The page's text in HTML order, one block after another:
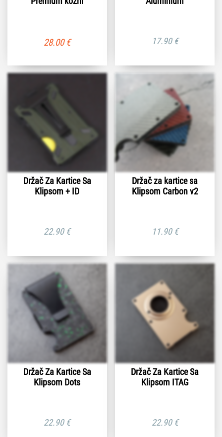
28.00€ 17.90 €
Držač Za Kartice Sa
Klipsom + ID
22.90 €
Držač za kartice sa
Klipsom Carbon v2
11.90 €
Držač Za Kartice Sa
Klipsom Dots
22.90 €
Držač Za Kartice Sa
Klipsom ITAG
22.90 €